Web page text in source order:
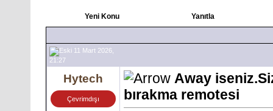
Yeni Konu Yanıtla
11 Mart 2026,
21:27
Hytech
Çevrimdışı
Away
bırakma remotesi